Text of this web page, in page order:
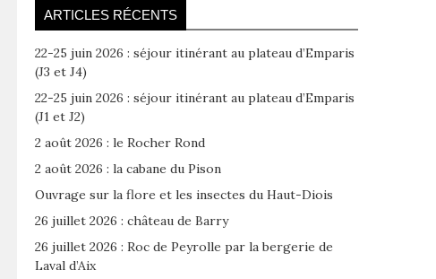
ARTICLES RÉCENTS
22-25 juin 2026 : séjour itinérant au plateau d’Emparis
(J3 et J4)
22-25 juin 2026 : séjour itinérant au plateau d’Emparis
(J1 et J2)
2 août 2026 : le Rocher Rond
2 août 2026 : la cabane du Pison
Ouvrage sur la flore et les insectes du Haut-Diois
26 juillet 2026 : château de Barry
26 juillet 2026 : Roc de Peyrolle par la bergerie de
Laval d’Aix